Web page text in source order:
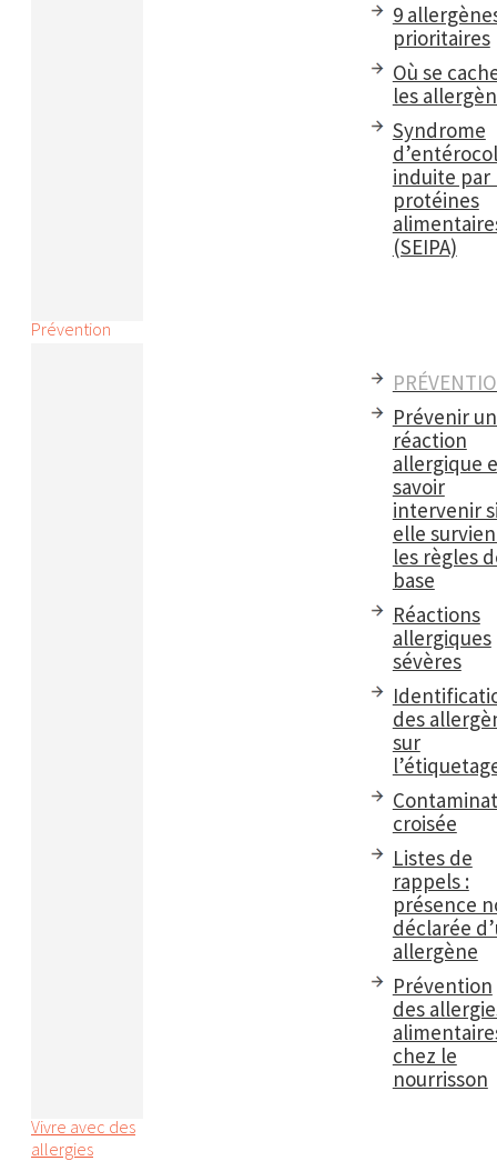
9
prioritaires
Où se
les
Syndrome
induite par
protéines
(SEIPA)
Prévention
Prévenir
réaction
allergique
savoir
intervenir
elle
les règles
base
Réactions
allergiques
sévères
des
sur
croisée
Listes de
rappels :
présence
déclarée
allergène
Prévention
des
chez le
nourrisson
Vivre avec des
allergies